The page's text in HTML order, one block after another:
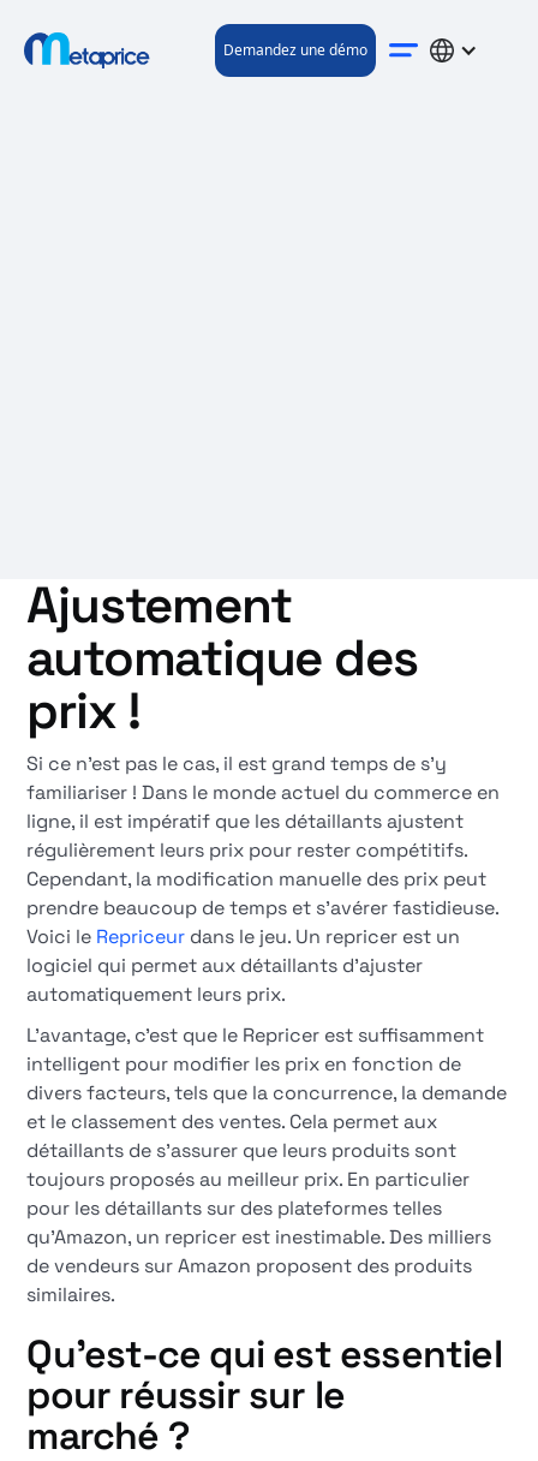
Demandez une démo
Ajustement
automatique des
prix !
Si ce n'est pas le cas, il est grand temps de s'y
familiariser ! Dans le monde actuel du commerce en
ligne, il est impératif que les détaillants ajustent
régulièrement leurs prix pour rester compétitifs.
Cependant, la modification manuelle des prix peut
prendre beaucoup de temps et s'avérer fastidieuse.
Voici le Repriceur dans le jeu. Un repricer est un
logiciel qui permet aux détaillants d'ajuster
automatiquement leurs prix.
L'avantage, c'est que le Repricer est suffisamment
intelligent pour modifier les prix en fonction de
divers facteurs, tels que la concurrence, la demande
et le classement des ventes. Cela permet aux
détaillants de s'assurer que leurs produits sont
toujours proposés au meilleur prix. En particulier
pour les détaillants sur des plateformes telles
qu'Amazon, un repricer est inestimable. Des milliers
de vendeurs sur Amazon proposent des produits
similaires.
Qu'est-ce qui est essentiel
pour réussir sur le
marché ?